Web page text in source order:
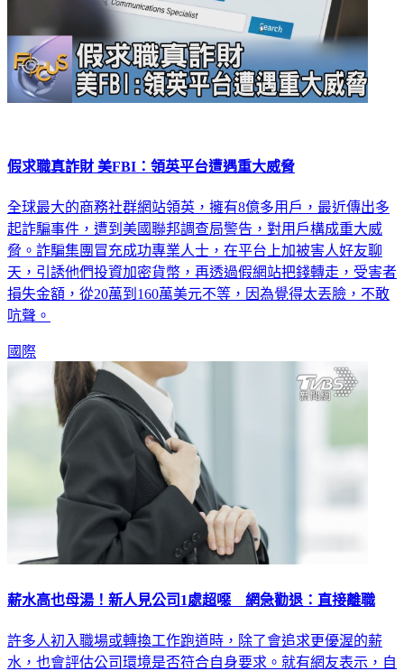
假求職真詐財 美FBI：領英平台遭遇重大威脅
全球最大的商務社群網站領英，擁有8億多用戶，最近傳出多
起詐騙事件，遭到美國聯邦調查局警告，對用戶構成重大威
脅。詐騙集團冒充成功專業人士，在平台上加被害人好友聊
天，引誘他們投資加密貨幣，再透過假網站把錢轉走，受害者
損失金額，從20萬到160萬美元不等，因為覺得太丟臉，不敢
吭聲。
國際
薪水高也母湯！新人見公司1處超噁 網急勸退：直接離職
許多人初入職場或轉換工作跑道時，除了會追求更優渥的薪
水，也會評估公司環境是否符合自身要求。就有網友表示，自